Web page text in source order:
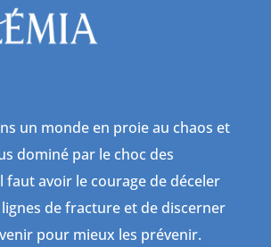
un monde en proie au chaos et
dominé par le choc des
faut avoir le courage de déceler
de fracture et de discerner
pour mieux les prévenir.